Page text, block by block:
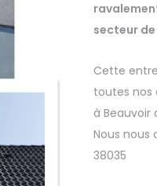
secteur
Cette
toutes nos
à Beauvoir
Nous nous
38035